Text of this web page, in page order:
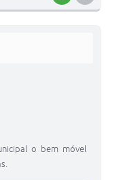
o bem móvel